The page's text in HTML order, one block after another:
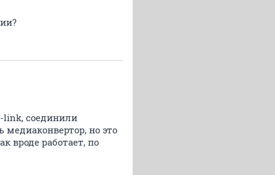
link, соединили
но это
вроде работает, по